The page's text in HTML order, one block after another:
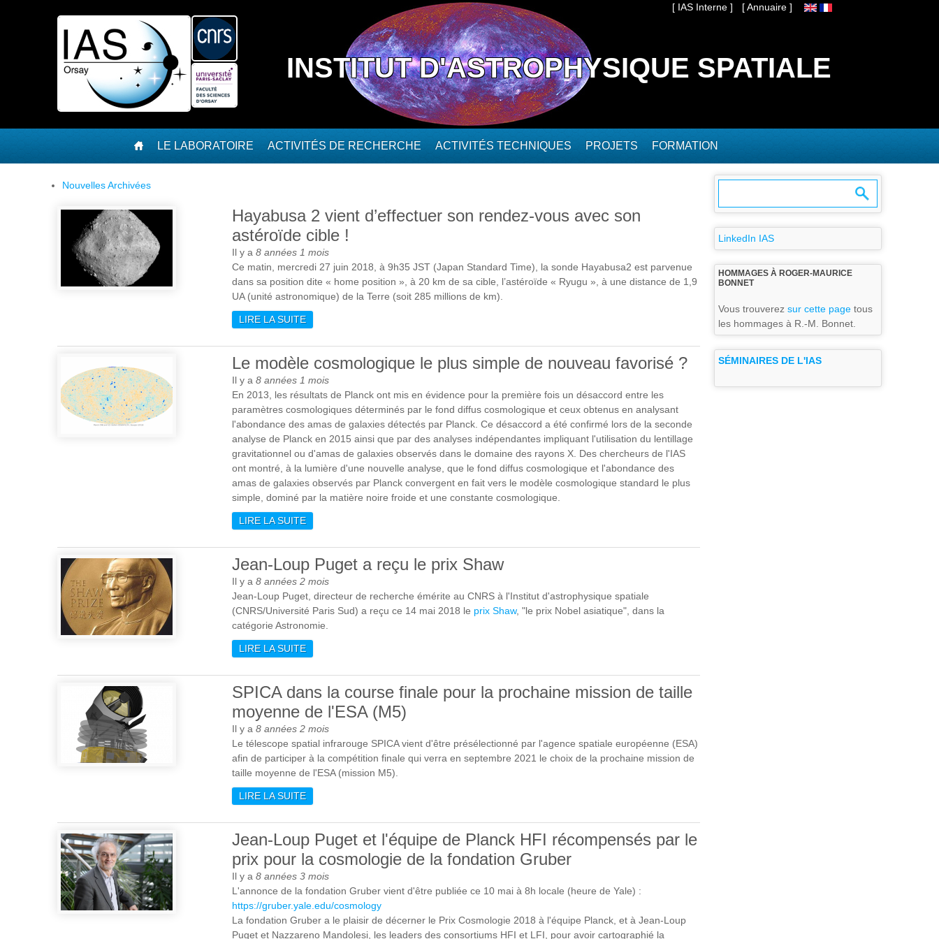
[ IAS Interne ] [ Annuaire ]
INSTITUT D'ASTROPHYSIQUE SPATIALE
LE LABORATOIRE ACTIVITÉS DE RECHERCHE ACTIVITÉS TECHNIQUES PROJETS FORMATION
Nouvelles Archivées
Hayabusa 2 vient d’effectuer son rendez-vous avec son
astéroïde cible !
Il y a 8 années 1 mois
Ce matin, mercredi 27 juin 2018, à 9h35 JST (Japan Standard Time), la sonde Hayabusa2 est parvenue
dans sa position dite « home position », à 20 km de sa cible, l’astéroïde « Ryugu », à une distance de 1,9
UA (unité astronomique) de la Terre (soit 285 millions de km).
LIRE LA SUITEDE HAYABUSA 2 VIENT D’EFFECTUER SON RENDEZ-VOUS AVEC SON ASTÉROÏDE
Le modèle cosmologique le plus simple de nouveau favorisé ?
Il y a 8 années 1 mois
En 2013, les résultats de Planck ont mis en évidence pour la première fois un désaccord entre les
paramètres cosmologiques déterminés par le fond diffus cosmologique et ceux obtenus en analysant
l'abondance des amas de galaxies détectés par Planck. Ce désaccord a été confirmé lors de la seconde
analyse de Planck en 2015 ainsi que par des analyses indépendantes impliquant l'utilisation du lentillage
gravitationnel ou d'amas de galaxies observés dans le domaine des rayons X. Des chercheurs de l'IAS
ont montré, à la lumière d'une nouvelle analyse, que le fond diffus cosmologique et l'abondance des
amas de galaxies observés par Planck convergent en fait vers le modèle cosmologique standard le plus
simple, dominé par la matière noire froide et une constante cosmologique.
LIRE LA SUITEDE LE MODÈLE COSMOLOGIQUE LE PLUS SIMPLE DE NOUVEAU FAVORISÉ ?
Jean-Loup Puget a reçu le prix Shaw
Il y a 8 années 2 mois
Jean-Loup Puget, directeur de recherche émérite au CNRS à l'Institut d'astrophysique spatiale
(CNRS/Université Paris Sud) a reçu ce 14 mai 2018 le prix Shaw, "le prix Nobel asiatique", dans la
catégorie Astronomie.
LIRE LA SUITEDE JEAN-LOUP PUGET A REÇU LE PRIX SHAW
SPICA dans la course finale pour la prochaine mission de taille
moyenne de l'ESA (M5)
Il y a 8 années 2 mois
Le télescope spatial infrarouge SPICA vient d'être présélectionné par l'agence spatiale européenne (ESA)
afin de participer à la compétition finale qui verra en septembre 2021 le choix de la prochaine mission de
taille moyenne de l'ESA (mission M5).
LIRE LA SUITEDE SPICA DANS LA COURSE FINALE POUR LA PROCHAINE MISSION DE TAILLE
Jean-Loup Puget et l'équipe de Planck HFI récompensés par le
prix pour la cosmologie de la fondation Gruber
Il y a 8 années 3 mois
L'annonce de la fondation Gruber vient d'être publiée ce 10 mai à 8h locale (heure de Yale) :
https://gruber.yale.edu/cosmology
La fondation Gruber a le plaisir de décerner le Prix Cosmologie 2018 à l'équipe Planck, et à Jean-Loup
Puget et Nazzareno Mandolesi, les leaders des consortiums HFI et LFI, pour avoir cartographié la
LinkedIn IAS
HOMMAGES À ROGER-MAURICE
BONNET
Vous trouverez sur cette page tous
les hommages à R.-M. Bonnet.
SÉMINAIRES DE L'IAS